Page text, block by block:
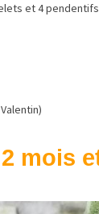
et 4
mois